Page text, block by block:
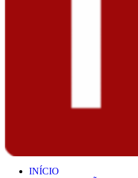
INÍCIO